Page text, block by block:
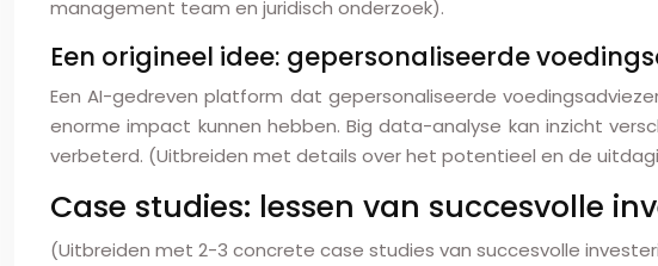
management team en juridisch onderzoek).
Een origineel idee: gepersonaliseerde
Een AI-gedreven platform dat gepersonaliseerde
enorme impact kunnen hebben. Big data-analyse kan inzicht
verbeterd. (Uitbreiden met details over het potentieel en de
Case studies: lessen van succesvolle
(Uitbreiden met 2-3 concrete case studies van succesvolle